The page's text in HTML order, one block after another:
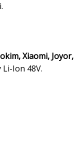
Xiaomi, Joyor,
Ion 48V.